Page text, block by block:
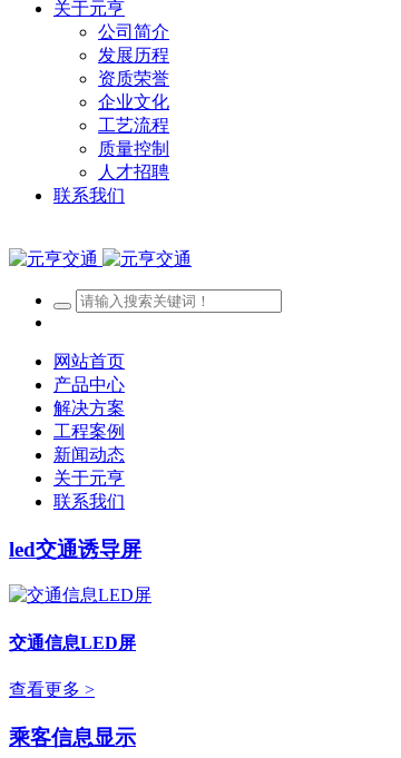
关于元亨
公司简介
发展历程
资质荣誉
企业文化
工艺流程
质量控制
人才招聘
联系我们
网站首页
产品中心
解决方案
工程案例
新闻动态
关于元亨
联系我们
led交通诱导屏
交通信息LED屏
查看更多 >
乘客信息显示